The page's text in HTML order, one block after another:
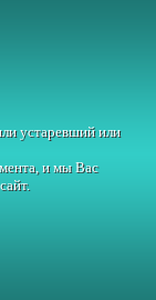
устаревший или
и мы Вас